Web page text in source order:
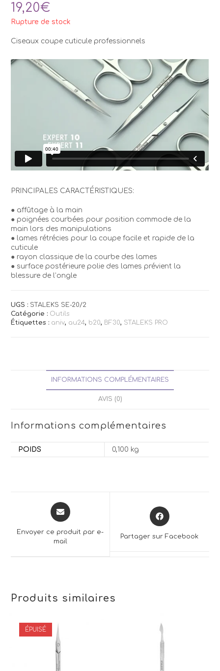
19,20€
Rupture de stock
Ciseaux coupe cuticule professionnels
PRINCIPALES CARACTÉRISTIQUES:
● affûtage à la main
● poignées courbées pour position commode de la
main lors des manipulations
● lames rétrécies pour la coupe facile et rapide de la
cuticule
● rayon classique de la courbe des lames
● surface postérieure polie des lames prévient la
blessure de l’ongle
UGS : STALEKS SE-20/2
Catégorie : Outils
Étiquettes : aniv, au24, b20, BF30, STALEKS PRO
INFORMATIONS COMPLÉMENTAIRES
AVIS (0)
Informations complémentaires
POIDS 0,100 kg
Opens
in
new
Envoyer ce produit par e-
mail
Opens
in
Partager sur Facebook
Produits similaires
ÉPUISÉ